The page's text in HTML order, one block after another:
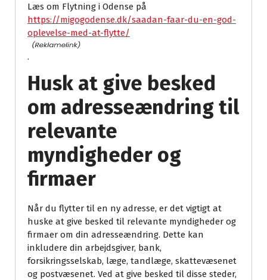
Læs om Flytning i Odense på
https://migogodense.dk/saadan-faar-du-en-god-
oplevelse-med-at-flytte/
.
Husk at give besked
om adresseændring til
relevante
myndigheder og
firmaer
Når du flytter til en ny adresse, er det vigtigt at
huske at give besked til relevante myndigheder og
firmaer om din adresseændring. Dette kan
inkludere din arbejdsgiver, bank,
forsikringsselskab, læge, tandlæge, skattevæsenet
og postvæsenet. Ved at give besked til disse steder,